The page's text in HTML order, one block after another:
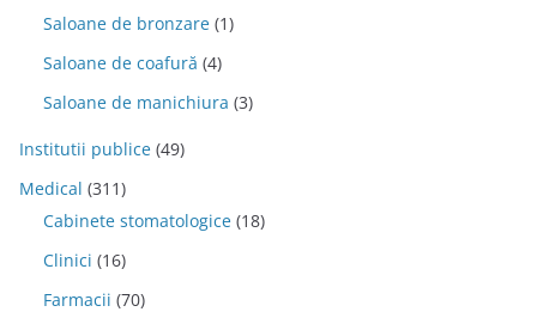
Saloane de bronzare (1)
Saloane de coafură (4)
Saloane de manichiura (3)
Institutii publice (49)
Medical (311)
Cabinete stomatologice (18)
Clinici (16)
Farmacii (70)